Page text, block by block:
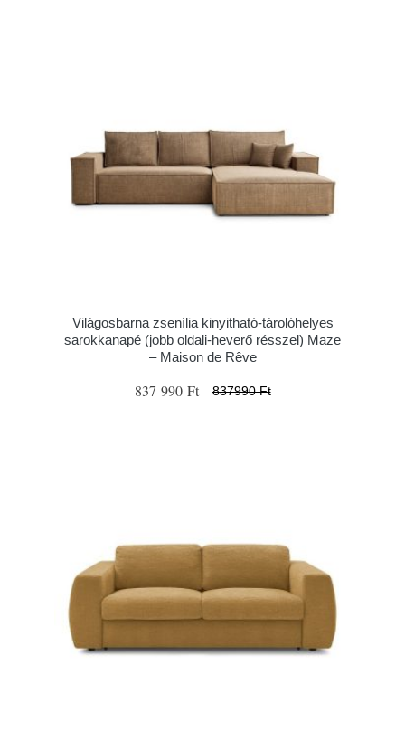
Világosbarna zsenília kinyitható-tárolóhelyes
sarokkanapé (jobb oldali-heverő résszel) Maze
– Maison de Rêve
837 990 Ft 837990 Ft